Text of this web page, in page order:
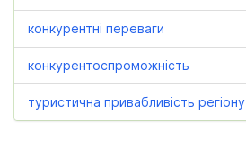
конкурентні переваги
конкурентоспроможність
туристична привабливість регіону